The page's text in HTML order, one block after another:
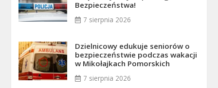
Bezpieczeństwa!
7 sierpnia 2026
Dzielnicowy edukuje seniorów o
bezpieczeństwie podczas wakacji
w Mikołajkach Pomorskich
7 sierpnia 2026